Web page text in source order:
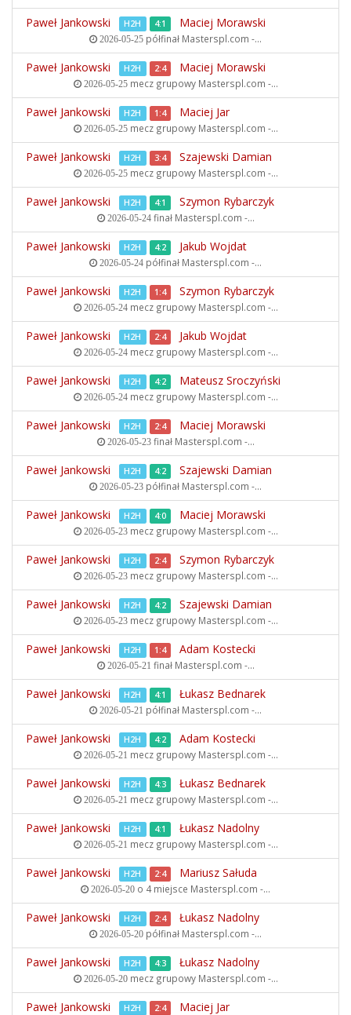
Paweł Jankowski H2H 4:1 Maciej Morawski
2026-05-25 półfinał Masterspl.com -...
Paweł Jankowski H2H 2:4 Maciej Morawski
2026-05-25mecz grupowy Masterspl.com -...
Paweł Jankowski H2H 1:4 Maciej Jar
2026-05-25mecz grupowy Masterspl.com -...
Paweł Jankowski H2H 3:4 Szajewski Damian
2026-05-25mecz grupowy Masterspl.com -...
Paweł Jankowski H2H 4:1 Szymon Rybarczyk
2026-05-24finał Masterspl.com -...
Paweł Jankowski H2H 4:2 Jakub Wojdat
2026-05-24 półfinał Masterspl.com -...
Paweł Jankowski H2H 1:4 Szymon Rybarczyk
2026-05-24mecz grupowy Masterspl.com -...
Paweł Jankowski H2H 2:4 Jakub Wojdat
2026-05-24mecz grupowy Masterspl.com -...
Paweł Jankowski H2H 4:2 Mateusz Sroczyński
2026-05-24mecz grupowy Masterspl.com -...
Paweł Jankowski H2H 2:4 Maciej Morawski
2026-05-23finał Masterspl.com -...
Paweł Jankowski H2H 4:2 Szajewski Damian
2026-05-23 półfinał Masterspl.com -...
Paweł Jankowski H2H 4:0 Maciej Morawski
2026-05-23mecz grupowy Masterspl.com -...
Paweł Jankowski H2H 2:4 Szymon Rybarczyk
2026-05-23mecz grupowy Masterspl.com -...
Paweł Jankowski H2H 4:2 Szajewski Damian
2026-05-23mecz grupowy Masterspl.com -...
Paweł Jankowski H2H 1:4 Adam Kostecki
2026-05-21 finał Masterspl.com -...
Paweł Jankowski H2H 4:1 Łukasz Bednarek
2026-05-21 półfinał Masterspl.com -...
Paweł Jankowski H2H 4:2 Adam Kostecki
2026-05-21 mecz grupowy Masterspl.com -...
Paweł Jankowski H2H 4:3 Łukasz Bednarek
2026-05-21 mecz grupowy Masterspl.com -...
Paweł Jankowski H2H 4:1 Łukasz Nadolny
2026-05-21 mecz grupowy Masterspl.com -...
Paweł Jankowski H2H 2:4 Mariusz Sałuda
2026-05-20 o 4 miejsce Masterspl.com -...
Paweł Jankowski H2H 2:4 Łukasz Nadolny
2026-05-20 półfinał Masterspl.com -...
Paweł Jankowski H2H 4:3 Łukasz Nadolny
2026-05-20mecz grupowy Masterspl.com -...
Paweł Jankowski H2H 2:4 Maciej Jar